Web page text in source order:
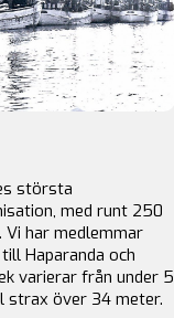
största
med runt 250
har medlemmar
Haparanda och
varierar från under 5
strax över 34 meter.